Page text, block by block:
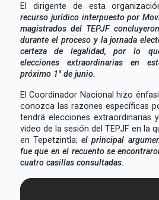
El dirigente de esta
recurso jurídico interpuesto por
magistrados del TEPJF
durante el proceso y la jornada
certeza de legalidad, por lo
elecciones extraordinarias en
próximo 1° de junio.
El Coordinador Nacional hizo
conozca las razones específicas
tendrá elecciones extraordinarias
video de la sesión del TEPJF en la
en Tepetzintla;el principal
fue que en el recuento se
cuatro casillas consultadas.